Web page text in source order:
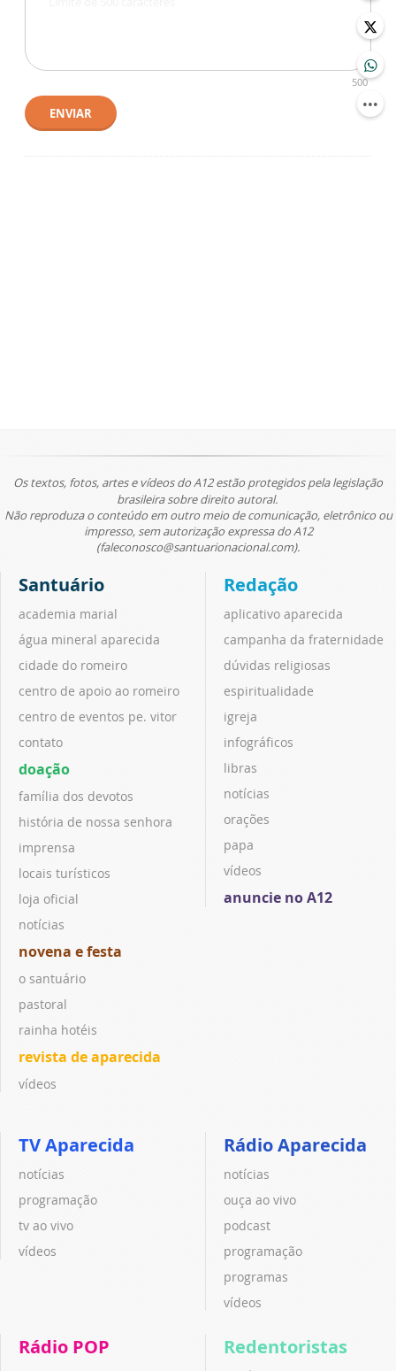
500
ENVIAR
Os textos, fotos, artes e vídeos do A12 estão protegidos pela legislação
brasileira sobre direito autoral.
Não reproduza o conteúdo em outro meio de comunicação, eletrônico ou
impresso, sem autorização expressa do A12
(faleconosco@santuarionacional.com).
Santuário
academia marial
água mineral aparecida
cidade do romeiro
centro de apoio ao romeiro
centro de eventos pe. vitor
contato
doação
família dos devotos
história de nossa senhora
imprensa
locais turísticos
loja oficial
notícias
novena e festa
o santuário
pastoral
rainha hotéis
revista de aparecida
vídeos
Redação
aplicativo aparecida
campanha da fraternidade
dúvidas religiosas
espiritualidade
igreja
infográficos
libras
notícias
orações
papa
vídeos
anuncie no A12
TV Aparecida
notícias
programação
tv ao vivo
vídeos
Rádio Aparecida
notícias
ouça ao vivo
podcast
programação
programas
vídeos
Rádio POP Redentoristas